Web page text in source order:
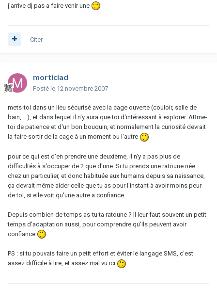
j'arrive dj pas a faire venir une
Citer
morticiad
Posté le 12 novembre 2007
mets-toi dans un lieu sécurisé avec la cage ouverte (couloir, salle de
bain, ...), et dans lequel il n'y aura que toi d'intéressant à explorer. ARme-
toi de patience et d'un bon bouquin, et normalement la curiosité devrait
la faire sortir de la cage à un moment ou l'autre
pour ce qui est d'en prendre une deuxième, il n'y a pas plus de
difficultés à s'occuper de 2 que d'une. Si tu prends une ratoune née
chez un particulier, et donc habituée aux humains depuis sa naissance,
ça devrait même aider celle que tu as pour l'instant à avoir moins peur
de toi, si elle voit qu'une autre a confiance.
Depuis combien de temps as-tu ta ratoune ? Il leur faut souvent un petit
temps d'adaptation aussi, pour comprendre qu'ils peuvent avoir
confiance
PS : si tu pouvais faire un petit effort et éviter le langage SMS, c'est
assez difficile à lire, et assez mal vu ici